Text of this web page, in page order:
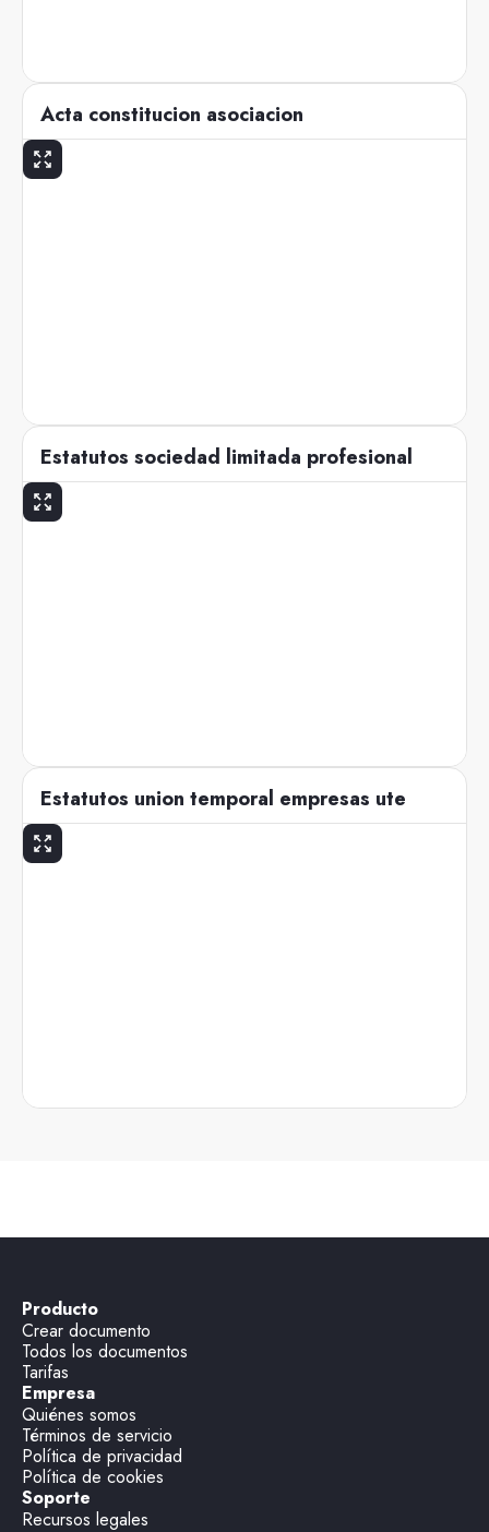
Acta constitucion asociacion
Estatutos sociedad limitada profesional
Estatutos union temporal empresas ute
Producto
Crear documento
Todos los documentos
Tarifas
Empresa
Quiénes somos
Términos de servicio
Política de privacidad
Política de cookies
Soporte
Recursos legales